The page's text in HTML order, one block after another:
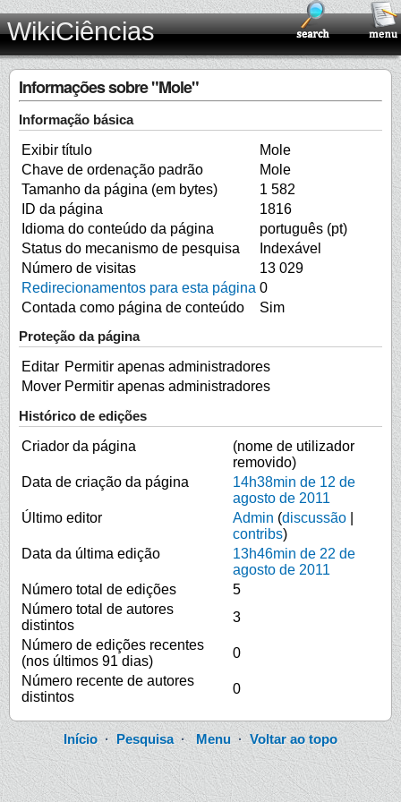
WikiCiências
Informações sobre "Mole"
Informação básica
Exibir título
Mole
Chave de ordenação padrão
Mole
Tamanho da página (em bytes)
1 582
ID da página
1816
Idioma do conteúdo da página
português (pt)
Status do mecanismo de pesquisa
Indexável
Número de visitas
13 029
Redirecionamentos para esta página 0
Contada como página de conteúdo
Sim
Proteção da página
Editar Permitir apenas administradores
Mover Permitir apenas administradores
Histórico de edições
Criador da página
(nome de utilizador
removido)
Data de criação da página
14h38min de 12 de
agosto de 2011
Último editor
Admin (discussão
contribs)
Data da última edição
13h46min de 22 de
agosto de 2011
Número total de edições
5
Número total de autores
distintos
3
Número de edições recentes
(nos últimos 91 dias)
0
Número recente de autores
distintos
0
Início·Pesquisa·Menu ·Voltar ao topo